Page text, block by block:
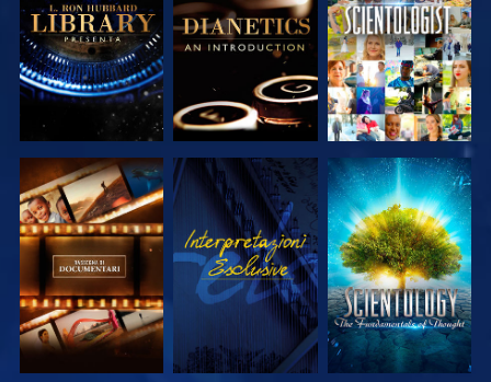
SERIE
SERIE
ESPLORA LE
SERIE
GUARDA
ESPLORA LE
SERIE